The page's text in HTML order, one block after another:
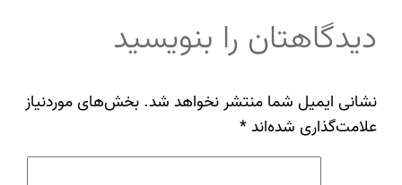
دیدگاهتان را بنویسید
نشانی ایمیل شما منتشر نخواهد شد. بخش‌های موردنیاز
علامت‌گذاری شده‌اند*